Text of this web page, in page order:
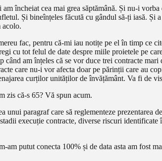
încheiat cea mai grea săptămână. Și nu-i vorba
Și bineînțeles făcută cu gândul să-ți iasă. Și
acolo.
fac, pentru că-mi iau notițe pe el în timp ce
cu tot felul de date despre miile proietele pe
am înțeles că se vor duce trei contracte mari
care nu-i vor afecta doar pe părinții care au
curților unităților de învățământ. Va fi de
zis că-s 65? Vă spun acum.
paragraf care să reglementeze prezentarea
execuție contracte, diverse riscuri identificate
putut conecta 100% și de data asta am fost